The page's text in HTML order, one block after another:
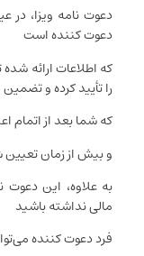
دعوت نامه ویزا،
دعوت کننده است
که اطلاعات ارائه
را تأیید کرده و
که شما بعد از اتمام
و بیش از زمان تعیین
به علاوه، این دعوت
مالی نداشته باشید
فرد دعوت کننده